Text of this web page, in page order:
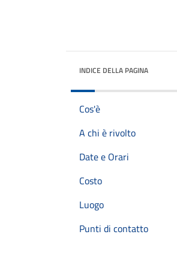
INDICE DELLA PAGINA
Cos'è
A chi è rivolto
Date e Orari
Costo
Luogo
Punti di contatto